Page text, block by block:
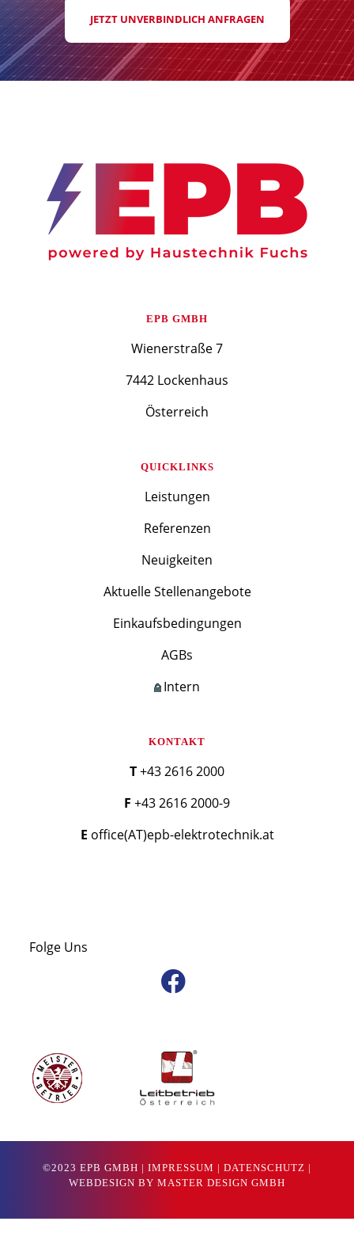
JETZT UNVERBINDLICH ANFRAGEN
EPB GMBH
Wienerstraße 7
7442 Lockenhaus
Österreich
QUICKLINKS
Leistungen
Referenzen
Neuigkeiten
Aktuelle Stellenangebote
Einkaufsbedingungen
AGBs
Intern
KONTAKT
T +43 2616 2000
F +43 2616 2000-9
E office(AT)epb-elektrotechnik.at
Folge Uns
©2023 EPB GMBH | IMPRESSUM | DATENSCHUTZ |
WEBDESIGN BY MASTER DESIGN GMBH